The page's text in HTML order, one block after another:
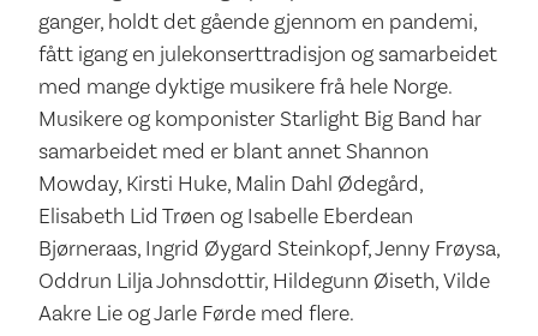
ganger, holdt det gående gjennom en pandemi,
fått igang en julekonserttradisjon og samarbeidet
med mange dyktige musikere frå hele Norge.
Musikere og komponister Starlight Big Band har
samarbeidet med er blant annet Shannon
Mowday, Kirsti Huke, Malin Dahl Ødegård,
Elisabeth Lid Trøen og Isabelle Eberdean
Bjørneraas, Ingrid Øygard Steinkopf, Jenny Frøysa,
Oddrun Lilja Johnsdottir, Hildegunn Øiseth, Vilde
Aakre Lie og Jarle Førde med flere.